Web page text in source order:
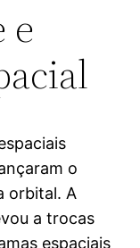
e
o
orbital. A
a trocas
espaciais